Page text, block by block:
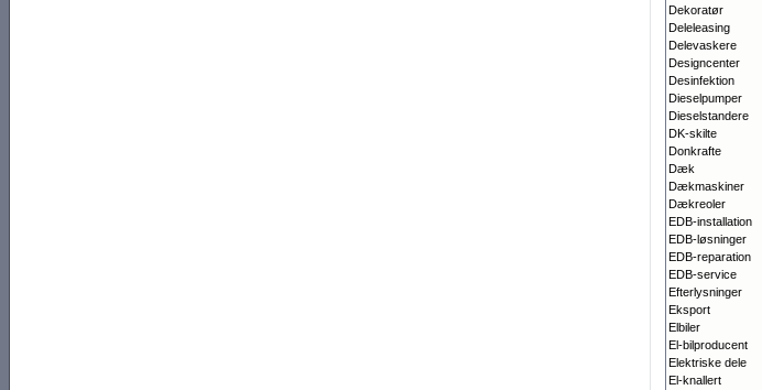
Dekoratør
Deleleasing
Delevaskere
Designcenter
Desinfektion
Dieselpumper
Dieselstandere
DK-skilte
Donkrafte
Dæk
Dækmaskiner
Dækreoler
EDB-installation
EDB-løsninger
EDB-reparation
EDB-service
Efterlysninger
Eksport
Elbiler
El-bilproducent
Elektriske dele
El-knallert